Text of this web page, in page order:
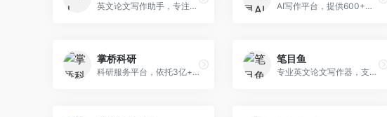
英文论文写作助手，专注于学术英语润色。面向需要发表国际期刊的研究者，提供语法检查、学术表达优化、格式规范等服务，英语表达地道专业。 AI写作平台，提供600+写作模板。面向学生、职场人士和内容创作者，支持论文、公文、营销文案等多种文体，模板丰富，一键生成，写作效率大幅提升。
掌桥科研
科研服务平台，依托3亿+真实文献数据库。面向学术研究者和学生，提供文献检索、论文写作、科研数据分析等服务，文献资源丰富，学术支持专业。
笔目鱼
专业英文论文写作器，支持学术论文全流程。面向留学生和国际期刊投稿者，提供英文论文撰写、润色、格式调整等服务，学术英语表达规范。